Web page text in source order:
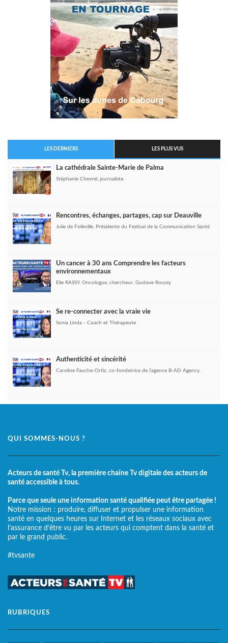
LES DERNIERS LES PLUS VUS
La cathédrale Sainte-Marie de Palma
Stéphanie Chevrel, journaliste.
Rencontres, échanges, partages, cap sur Deauville
Julie de Folleville, Présidente du Festival de la Communication Santé
Un cancer à 30 ans Comprendre les facteurs
environnementaux
Elie RASSY, Oncologue, chercheur, Gustave Roussy
Se re-connecter avec la vraie vie
Sonia Linda - Coach et Thérapeute
Authenticité et sincérité
Caroline Fauche-Ortiz, co-fondatrice de l’agence B-AD Agency.
QUI SOMMES-NOUS ?
Acteurs de santé Tv, la première chaîne Tv digitale des acteurs de
santé accessible à tous.
Parce que seule une information santé qualifiée peut être partagée !
Notre mission : produire, diffuser et propulser une information
santé en quelques heures sur Internet et les réseaux sociaux avec
l’assurance d’être vu par les acteurs qui comptent dans la santé et
par le grand public.
#tvsante
RUBRIQUES